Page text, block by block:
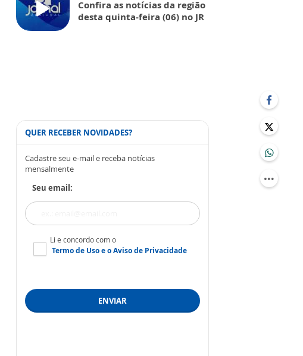
Confira as notícias da região
desta quinta-feira (06) no JR
QUER RECEBER NOVIDADES?
Cadastre seu e-mail e receba notícias
mensalmente
Seu email:
Li e concordo com o
Termo de Usoe oAviso de Privacidade
ENVIAR